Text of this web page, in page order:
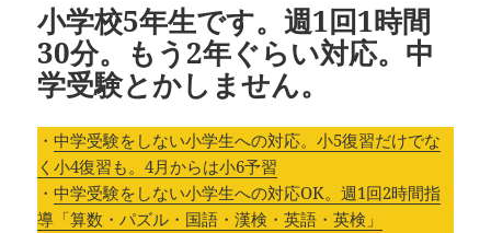
小学校5年生です。週1回1時間
30分。もう2年ぐらい対応。中
学受験とかしません。
・中学受験をしない小学生への対応。小5復習だけでな
く小4復習も。4月からは小6予習
・中学受験をしない小学生への対応OK。週1回2時間指
導「算数・パズル・国語・漢検・英語・英検」